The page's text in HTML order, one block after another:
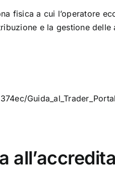
fisica a cui l’operatore
e la gestione delle